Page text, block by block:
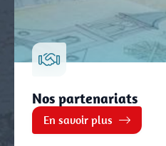
Nos partenariats
En savoir plus